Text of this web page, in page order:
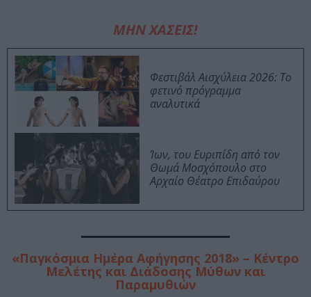
ΜΗΝ ΧΑΣΕΙΣ!
Φεστιβάλ Αισχύλεια 2026: Το
φετινό πρόγραμμα
αναλυτικά
Ίων, του Ευριπίδη από τον
Θωμά Μοσχόπουλο στο
Αρχαίο Θέατρο Επιδαύρου
«Παγκόσμια Ημέρα Αφήγησης 2018» – Κέντρο
Μελέτης και Διάδοσης Μύθων και
Παραμυθιών